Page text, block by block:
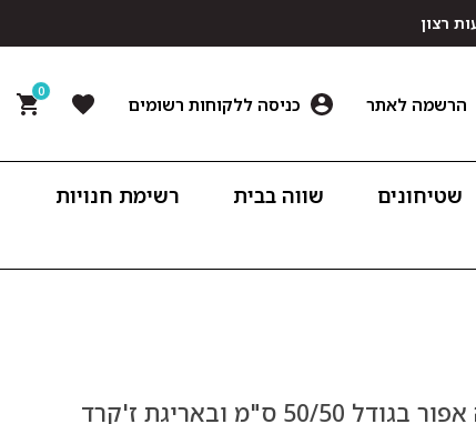
הרשמה לאתר כניסה ללקוחות רשומים
0
שטיחונים שווה בבית
רשימת חנויות
סט 6 מפיות בד שולחן יוקרתיות מדגם אתונה אפור בגודל 50/50 ס"מ ובאריגת ז'קרד